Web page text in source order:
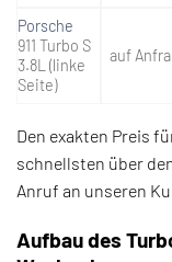
Porsche
911 Turbo S
3.8L (linke
Seite)
auf
Den exakten Preis
schnellsten über
Anruf an unseren
Aufbau des